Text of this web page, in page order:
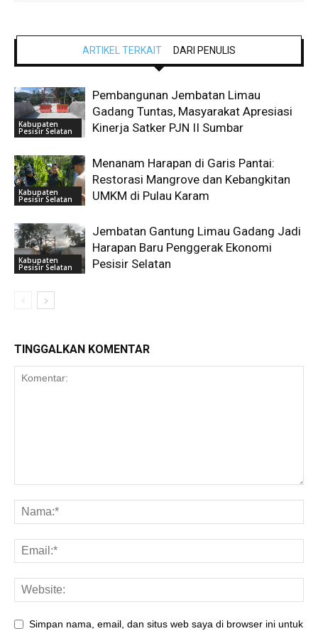
ARTIKEL TERKAIT DARI PENULIS
Kabupaten
Pesisir Selatan
Pembangunan Jembatan Limau
Gadang Tuntas, Masyarakat Apresiasi
Kinerja Satker PJN II Sumbar
Kabupaten
Pesisir Selatan
Menanam Harapan di Garis Pantai:
Restorasi Mangrove dan Kebangkitan
UMKM di Pulau Karam
Kabupaten
Pesisir Selatan
Jembatan Gantung Limau Gadang Jadi
Harapan Baru Penggerak Ekonomi
Pesisir Selatan
TINGGALKAN KOMENTAR
Simpan nama, email, dan situs web saya di browser ini untuk